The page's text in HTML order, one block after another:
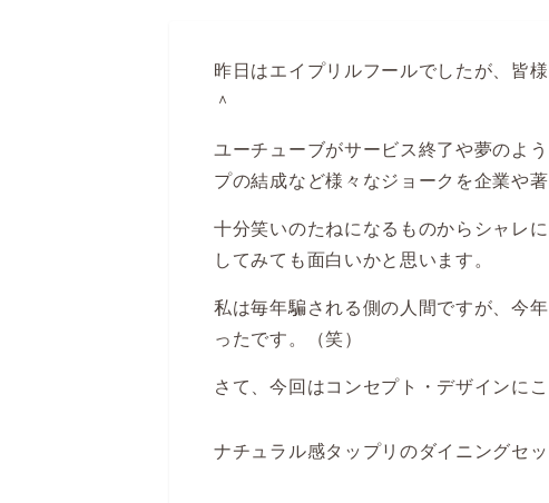
昨日はエイプリルフールでしたが、皆
＾
ユーチューブがサービス終了や夢のよ
プの結成など様々なジョークを企業や
十分笑いのたねになるものからシャレ
してみても面白いかと思います。
私は毎年騙される側の人間ですが、今
ったです。（笑）
さて、今回はコンセプト・デザインに
ナチュラル感タップリのダイニングセ